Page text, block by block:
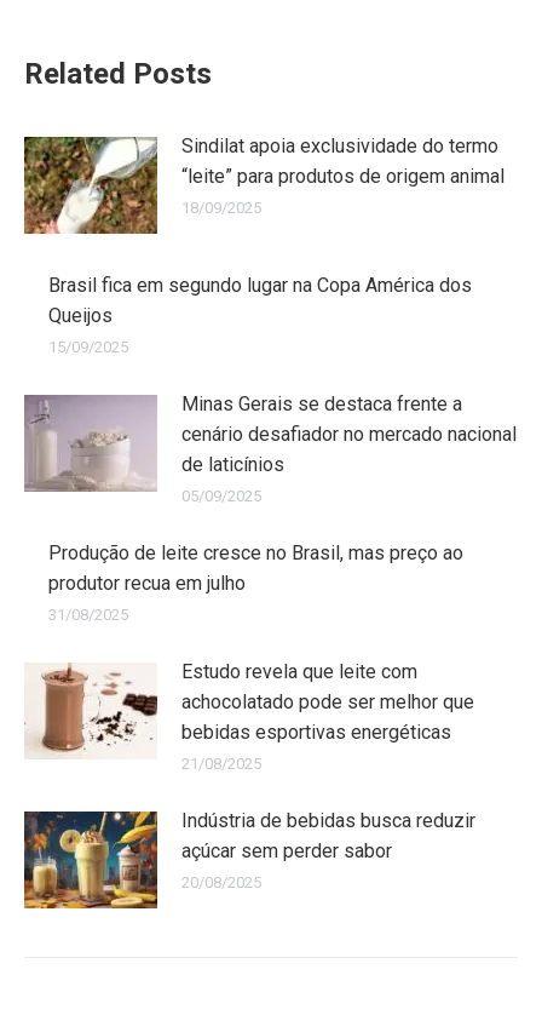
Related Posts
Sindilat apoia exclusividade do termo
“leite” para produtos de origem animal
18/09/2025
Brasil fica em segundo lugar na Copa América dos
Queijos
15/09/2025
Minas Gerais se destaca frente a
cenário desafiador no mercado nacional
de laticínios
05/09/2025
Produção de leite cresce no Brasil, mas preço ao
produtor recua em julho
31/08/2025
Estudo revela que leite com
achocolatado pode ser melhor que
bebidas esportivas energéticas
21/08/2025
Indústria de bebidas busca reduzir
açúcar sem perder sabor
20/08/2025